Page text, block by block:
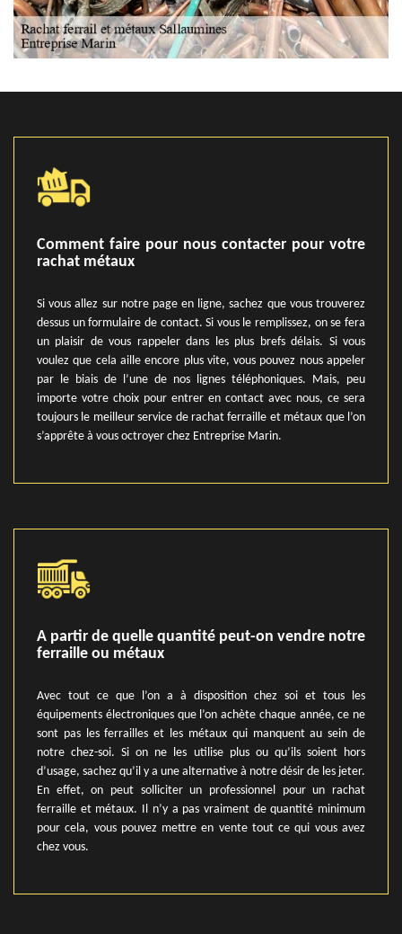
Comment faire pour nous contacter pour votre
rachat métaux
Si vous allez sur notre page en ligne, sachez que vous trouverez
dessus un formulaire de contact. Si vous le remplissez, on se fera
un plaisir de vous rappeler dans les plus brefs délais. Si vous
voulez que cela aille encore plus vite, vous pouvez nous appeler
par le biais de l’une de nos lignes téléphoniques. Mais, peu
importe votre choix pour entrer en contact avec nous, ce sera
toujours le meilleur service de rachat ferraille et métaux que l’on
s’apprête à vous octroyer chez Entreprise Marin.
A partir de quelle quantité peut-on vendre notre
ferraille ou métaux
Avec tout ce que l’on a à disposition chez soi et tous les
équipements électroniques que l’on achète chaque année, ce ne
sont pas les ferrailles et les métaux qui manquent au sein de
notre chez-soi. Si on ne les utilise plus ou qu’ils soient hors
d’usage, sachez qu’il y a une alternative à notre désir de les jeter.
En effet, on peut solliciter un professionnel pour un rachat
ferraille et métaux. Il n’y a pas vraiment de quantité minimum
pour cela, vous pouvez mettre en vente tout ce qui vous avez
chez vous.